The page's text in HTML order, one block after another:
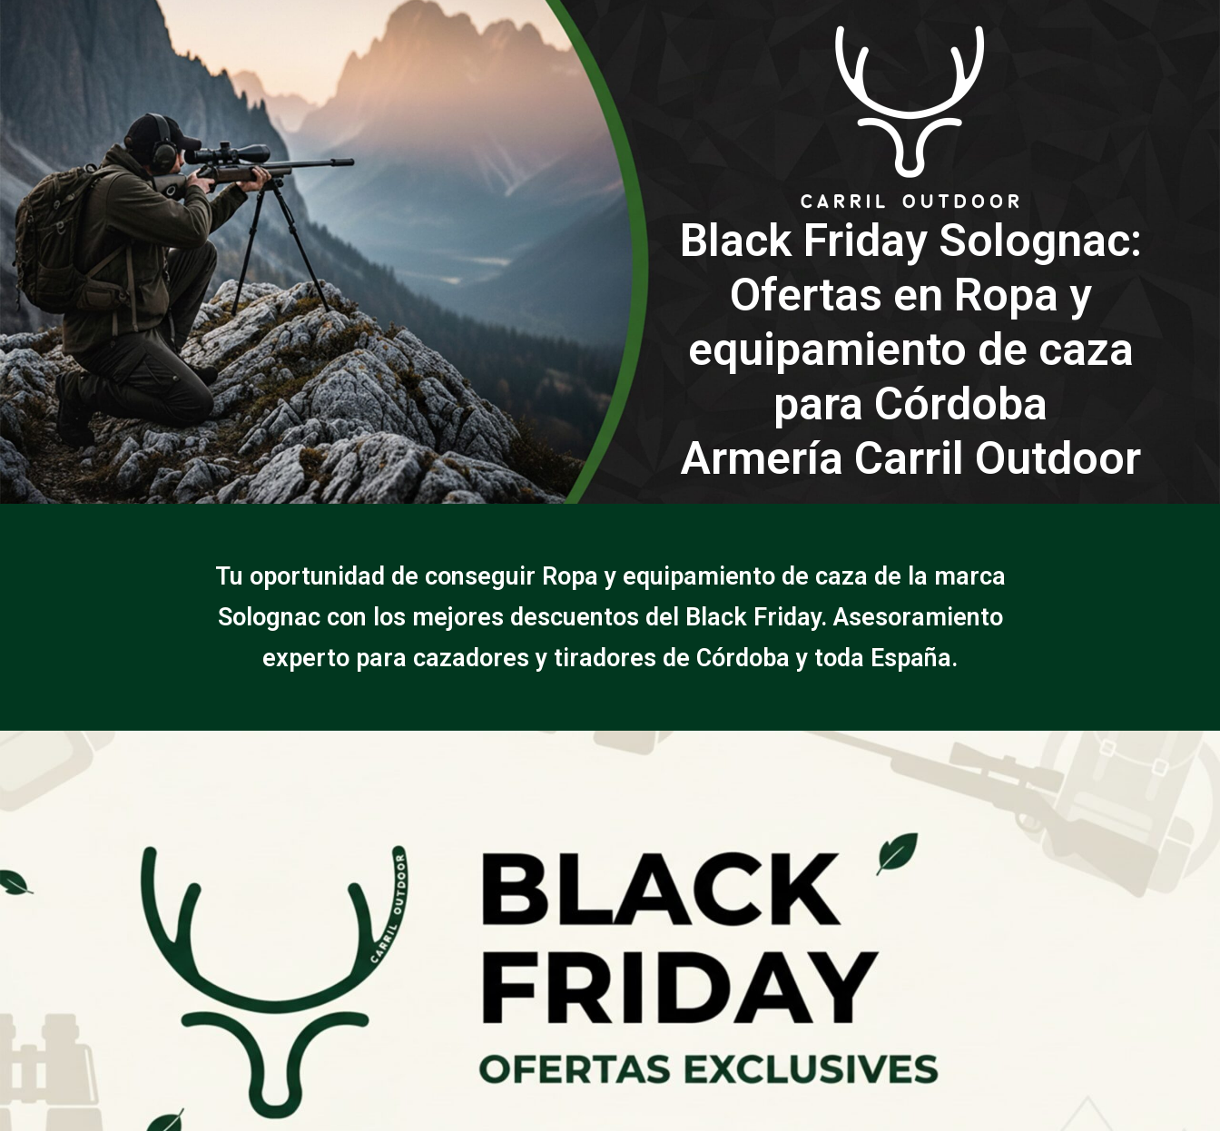
Black Friday Solognac:
Ofertas en Ropa y
equipamiento de caza
para Córdoba
Armería Carril Outdoor
Tu oportunidad de conseguir Ropa y equipamiento de caza de la marca
Solognac con los mejores descuentos del Black Friday. Asesoramiento
experto para cazadores y tiradores de Córdoba y toda España.